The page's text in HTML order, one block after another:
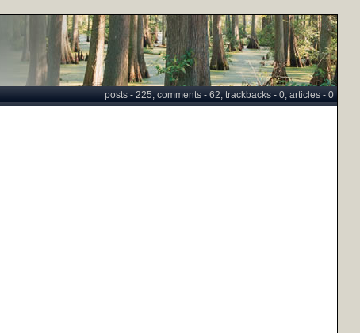
posts - 225, comments - 62, trackbacks - 0, articles - 0